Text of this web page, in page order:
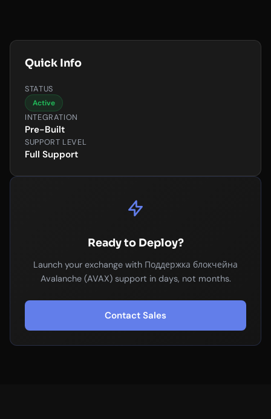
Quick Info
STATUS
Active
INTEGRATION
Pre-Built
SUPPORT LEVEL
Full Support
Ready to Deploy?
Launch your exchange with Поддержка блокчейна
Avalanche (AVAX) support in days, not months.
Contact Sales